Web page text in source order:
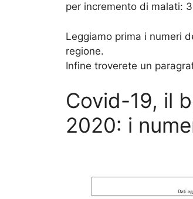
per incremento di malati:
Leggiamo prima i numeri
regione.
Infine troverete un
Covid-19, il
2020: i